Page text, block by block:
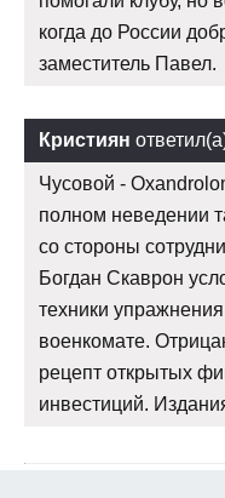
когда до России
заместитель Павел.
Кристиян
Чусовой -
полном неведении
со стороны
Богдан Скаврон
техники
военкомате.
рецепт открытых
инвестиций.